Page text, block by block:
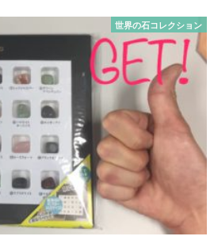
世界の石コレクション